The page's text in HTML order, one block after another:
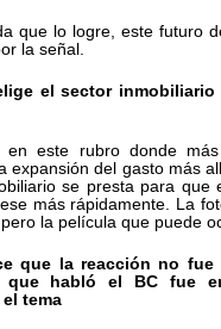
que lo logre, este futuro
la señal.
el sector inmobiliario
este rubro donde
expansión del gasto más
se presta para que
más rápidamente. La
la película que puede
que la reacción no
que habló el BC fue
tema